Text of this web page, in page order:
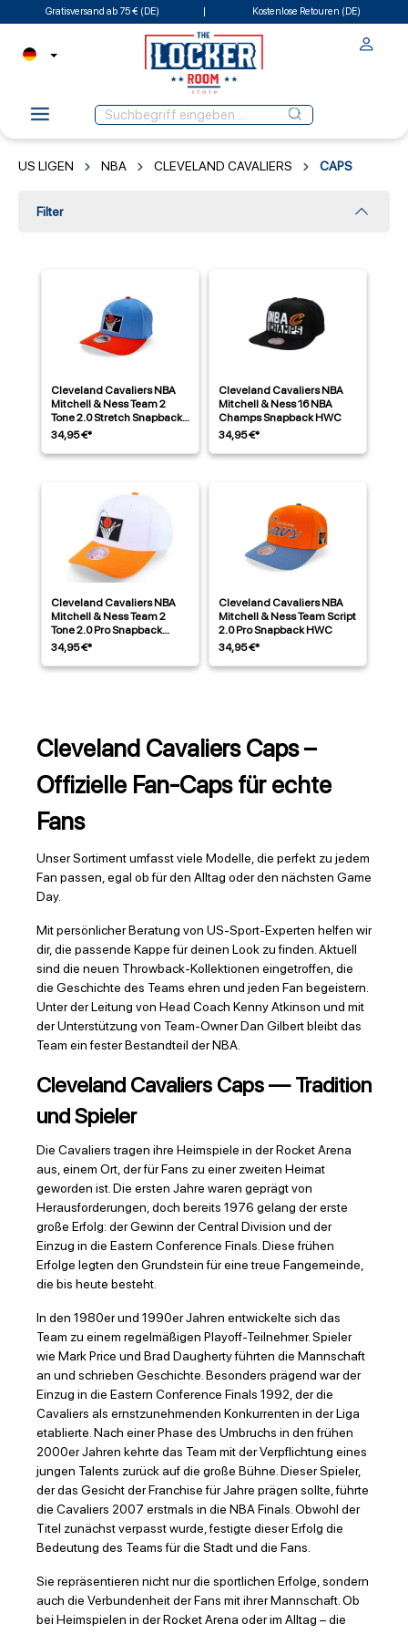
Gratisversand ab 75 € (DE) Kostenlose Retouren (DE)
US LIGEN NBA CLEVELAND CAVALIERS CAPS
Filter
Cleveland Cavaliers NBA
Mitchell & Ness Team 2
Tone 2.0 Stretch Snapback
HWC
34,95 €*
Cleveland Cavaliers NBA
Mitchell & Ness 16 NBA
Champs Snapback HWC
34,95 €*
Cleveland Cavaliers NBA
Mitchell & Ness Team 2
Tone 2.0 Pro Snapback
HWC
34,95 €*
Cleveland Cavaliers NBA
Mitchell & Ness Team Script
2.0 Pro Snapback HWC
34,95 €*
Cleveland Cavaliers Caps –
Offizielle Fan-Caps für echte
Fans
Unser Sortiment umfasst viele Modelle, die perfekt zu jedem
Fan passen, egal ob für den Alltag oder den nächsten Game
Day.
Mit persönlicher Beratung von US-Sport-Experten helfen wir
dir, die passende Kappe für deinen Look zu finden. Aktuell
sind die neuen Throwback-Kollektionen eingetroffen, die
die Geschichte des Teams ehren und jeden Fan begeistern.
Unter der Leitung von Head Coach Kenny Atkinson und mit
der Unterstützung von Team-Owner Dan Gilbert bleibt das
Team ein fester Bestandteil der NBA.
Cleveland Cavaliers Caps — Tradition
und Spieler
Die Cavaliers tragen ihre Heimspiele in der Rocket Arena
aus, einem Ort, der für Fans zu einer zweiten Heimat
geworden ist. Die ersten Jahre waren geprägt von
Herausforderungen, doch bereits 1976 gelang der erste
große Erfolg: der Gewinn der Central Division und der
Einzug in die Eastern Conference Finals. Diese frühen
Erfolge legten den Grundstein für eine treue Fangemeinde,
die bis heute besteht.
In den 1980er und 1990er Jahren entwickelte sich das
Team zu einem regelmäßigen Playoff-Teilnehmer. Spieler
wie Mark Price und Brad Daugherty führten die Mannschaft
an und schrieben Geschichte. Besonders prägend war der
Einzug in die Eastern Conference Finals 1992, der die
Cavaliers als ernstzunehmenden Konkurrenten in der Liga
etablierte. Nach einer Phase des Umbruchs in den frühen
2000er Jahren kehrte das Team mit der Verpflichtung eines
jungen Talents zurück auf die große Bühne. Dieser Spieler,
der das Gesicht der Franchise für Jahre prägen sollte, führte
die Cavaliers 2007 erstmals in die NBA Finals. Obwohl der
Titel zunächst verpasst wurde, festigte dieser Erfolg die
Bedeutung des Teams für die Stadt und die Fans.
Sie repräsentieren nicht nur die sportlichen Erfolge, sondern
auch die Verbundenheit der Fans mit ihrer Mannschaft. Ob
bei Heimspielen in der Rocket Arena oder im Alltag – die